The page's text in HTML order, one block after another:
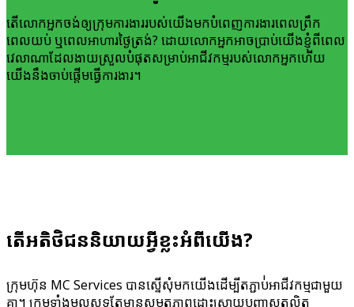
តើ​លោក​អ្នក​ចង់​ឲ្យ​ក្រុម​ការងារ​របស់​យើង​មក​បំពេញ​ការងារ​ពេលព្រឹក
ពេលយប់ ឬពេល​អាហារ​ថ្ងៃត្រង់? ដោយ​លោក​អ្នក​អាច​ប្រាប់​យើងខ្ញុំ​ពី​ពេល​
វេលាណា​ដែល​ងាយស្រួល​បំផុត​សម្រាប់​អាជីវកម្ម​របស់លោកអ្នក​ហើយ​
យើង​នឹង​ចាប់​ផ្តើម​ធ្វើ​ការងារ។
តើ​អតិថិជន​និយាយ​អ្វីខ្លះ​អំពី​យើង?
ក្រុមហ៊ុន MC Services បាន​ស្នើសុំ​មក​យើង​ដើម្បី​តភ្ជាប់់​អាជីវកម្ម​ជាមួយ
គ្នា។ ក្រុមទាំងមូល​សុទ្ធតែ​មាន​សមត្ថភាព​ដោះស្រាយ​បញ្ហា​សត្វល្អិត​